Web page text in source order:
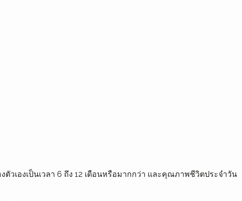
องเป็นเวลา 6 ถึง 12 เดือนหรือมากกว่า และคุณภาพชีวิตประจำวัน